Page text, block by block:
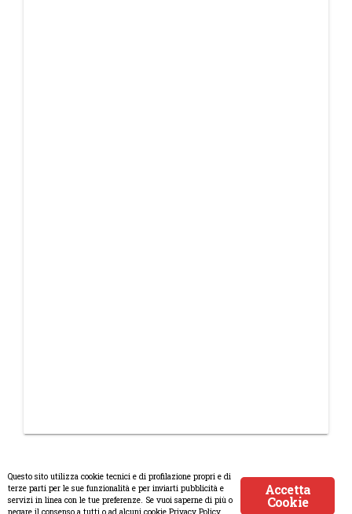
© Copyright 2008-2017 Scenaripolitici.com - Tutti i diritti riservati.
Accetta
Cookie
Questo sito utilizza cookie tecnici e di profilazione propri e di
terze parti per le sue funzionalità e per inviarti pubblicità e
servizi in linea con le tue preferenze. Se vuoi saperne di più o
negare il consenso a tutti o ad alcuni cookie Privacy Policy.